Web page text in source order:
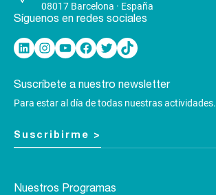
08017 Barcelona · España
Síguenos en redes sociales
Linkedin Instagram YouTube Facebook Twitter TikTok
Suscríbete a nuestro newsletter
Para estar al día de todas nuestras actividades.
Suscribirme >
Nuestros Programas